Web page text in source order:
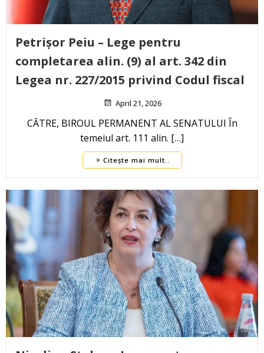
Petrișor Peiu – Lege pentru
completarea alin. (9) al art. 342 din
Legea nr. 227/2015 privind Codul fiscal
April 21, 2026
CĂTRE, BIROUL PERMANENT AL SENATULUI În
temeiul art. 111 alin. […]
Citește mai mult..